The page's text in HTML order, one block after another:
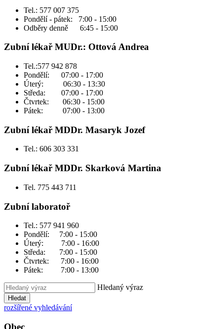
Tel.: 577 007 375
Pondělí - pátek: 7:00 - 15:00
Odběry denně 6:45 - 15:00
Zubní lékař MUDr.: Ottová Andrea
Tel.:577 942 878
Pondělí: 07:00 - 17:00
Úterý: 06:30 - 13:30
Středa: 07:00 - 17:00
Čtvrtek: 06:30 - 15:00
Pátek: 07:00 - 13:00
Zubní lékař MDDr. Masaryk Jozef
Tel.: 606 303 331
Zubní lékař MDDr. Skarková Martina
Tel. 775 443 711
Zubní laboratoř
Tel.: 577 941 960
Pondělí: 7:00 - 15:00
Úterý: 7:00 - 16:00
Středa: 7:00 - 15:00
Čtvrtek: 7:00 - 16:00
Pátek: 7:00 - 13:00
Hledaný výraz
Hledat
rozšířené vyhledávání
Obec